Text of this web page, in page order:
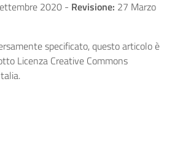
2020 - Revisione: 27 Marzo
specificato, questo articolo è
Licenza Creative Commons